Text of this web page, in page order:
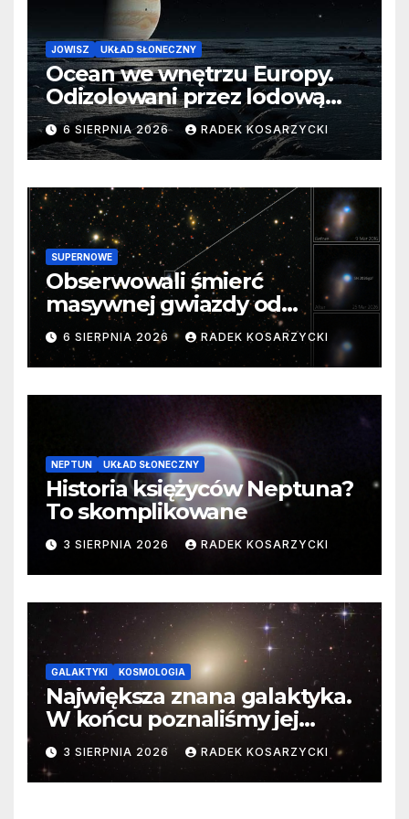
JOWISZ UKŁAD SŁONECZNY
Ocean we wnętrzu Europy.
Odizolowani przez lodową
barierę
6 SIERPNIA 2026 RADEK KOSARZYCKI
SUPERNOWE
Obserwowali śmierć
masywnej gwiazdy od
samego początku. Niezwykle
cenne dane
6 SIERPNIA 2026 RADEK KOSARZYCKI
NEPTUN UKŁAD SŁONECZNY
Historia księżyców Neptuna?
To skomplikowane
3 SIERPNIA 2026 RADEK KOSARZYCKI
GALAKTYKI KOSMOLOGIA
Największa znana galaktyka.
W końcu poznaliśmy jej
faktyczne wymiary
3 SIERPNIA 2026 RADEK KOSARZYCKI